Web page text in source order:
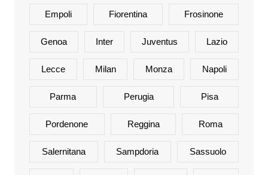
Empoli Fiorentina Frosinone
Genoa Inter Juventus Lazio
Lecce Milan Monza Napoli
Parma Perugia Pisa
Pordenone Reggina Roma
Salernitana Sampdoria Sassuolo